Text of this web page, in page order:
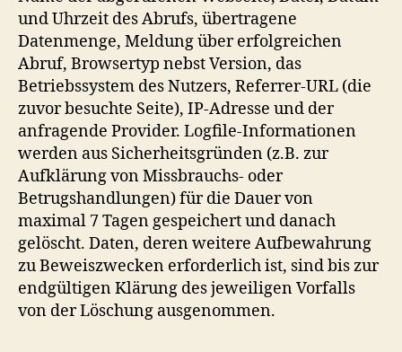
und Uhrzeit des Abrufs, übertragene
Datenmenge, Meldung über erfolgreichen
Abruf, Browsertyp nebst Version, das
Betriebssystem des Nutzers, Referrer-URL (die
zuvor besuchte Seite), IP-Adresse und der
anfragende Provider. Logfile-Informationen
werden aus Sicherheitsgründen (z.B. zur
Aufklärung von Missbrauchs- oder
Betrugshandlungen) für die Dauer von
maximal 7 Tagen gespeichert und danach
gelöscht. Daten, deren weitere Aufbewahrung
zu Beweiszwecken erforderlich ist, sind bis zur
endgültigen Klärung des jeweiligen Vorfalls
von der Löschung ausgenommen.